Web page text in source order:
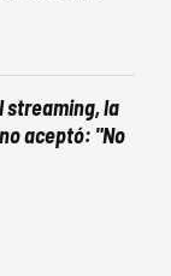
streaming, la
aceptó: "No